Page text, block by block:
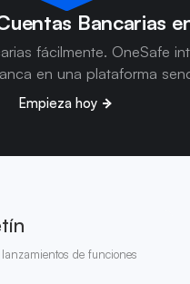
Bancarias
fácilmente. OneSafe
en una plataforma
Empieza hoy
de funciones